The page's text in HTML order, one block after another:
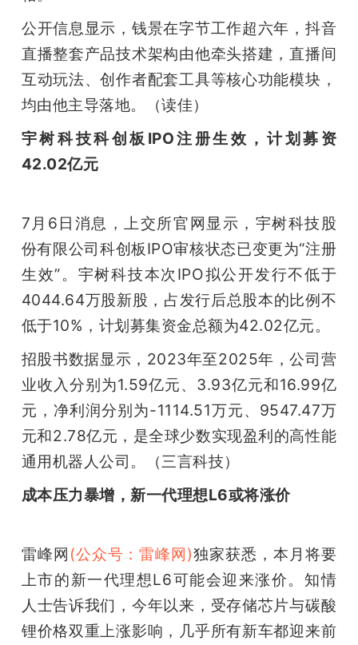
公开信息显示，钱景在字节工作超六年，抖音
直播整套产品技术架构由他牵头搭建，直播间
互动玩法、创作者配套工具等核心功能模块，
均由他主导落地。（读佳）
宇树科技科创板IPO注册生效，计划募资
42.02亿元
7月6日消息，上交所官网显示，宇树科技股
份有限公司科创板IPO审核状态已变更为“注册
生效”。宇树科技本次IPO拟公开发行不低于
4044.64万股新股，占发行后总股本的比例不
低于10%，计划募集资金总额为42.02亿元。
招股书数据显示，2023年至2025年，公司营
业收入分别为1.59亿元、3.93亿元和16.99亿
元，净利润分别为-1114.51万元、9547.47万
元和2.78亿元，是全球少数实现盈利的高性能
通用机器人公司。（三言科技）
成本压力暴增，新一代理想L6或将涨价
雷峰网 (公众号：雷峰网)独家获悉，本月将要
上市的新一代理想L6可能会迎来涨价。知情
人士告诉我们，今年以来，受存储芯片与碳酸
锂价格双重上涨影响，几乎所有新车都迎来前